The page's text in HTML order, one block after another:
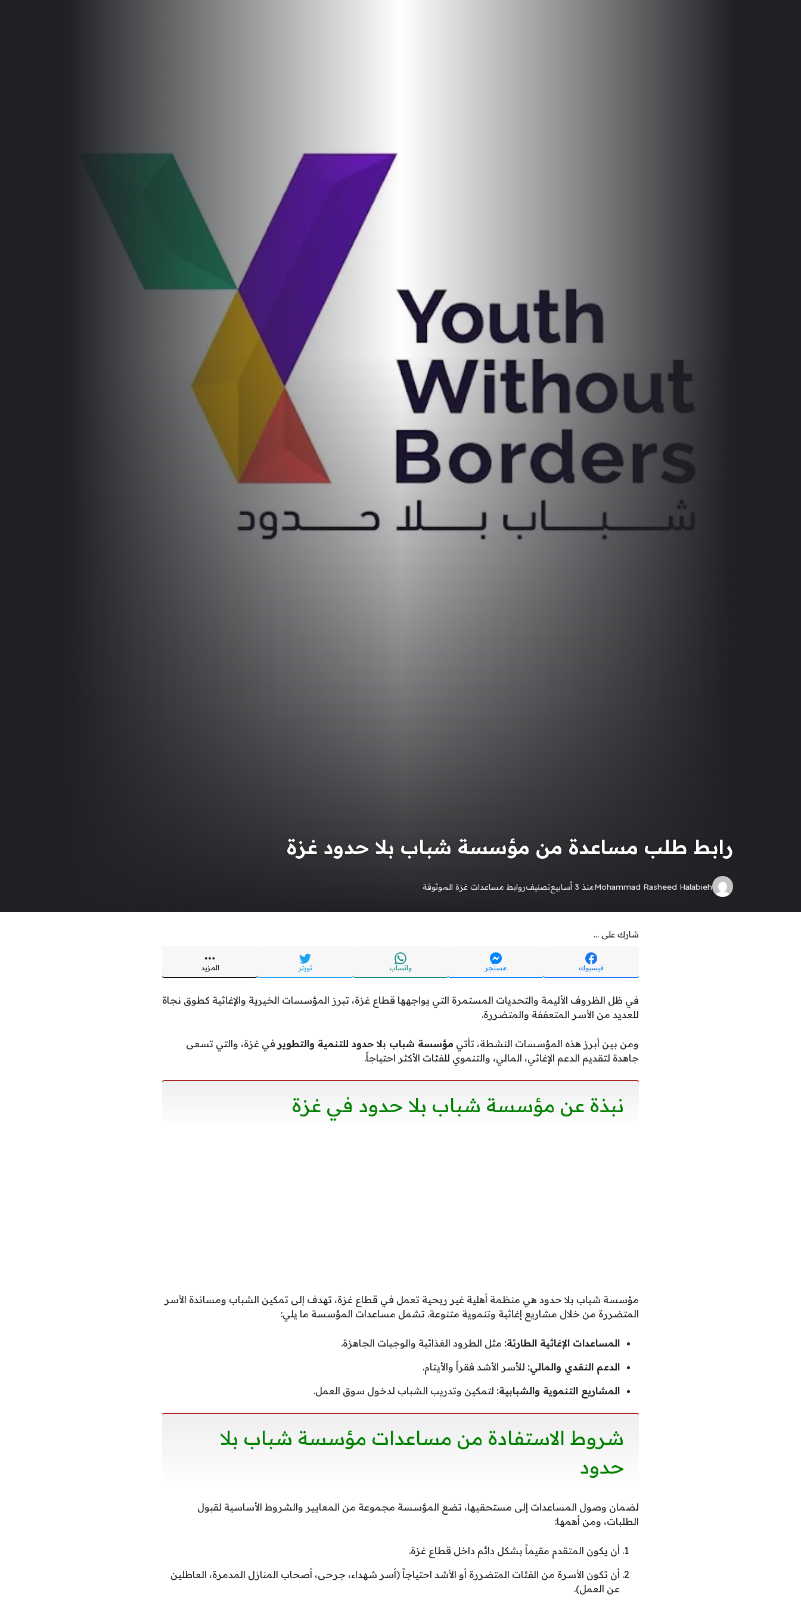
رابط طلب مساعدة من مؤسسة شباب بلا حدود غزة
Mohammad Rasheed Halabiehمنذ 3 أسابيع تصنيفروابط مساعدات غزة الموثوقة
شارك على ...
فيسبوك مسنجر واتساب تويتر المزيد
في ظل الظروف الأليمة والتحديات المستمرة التي يواجهها قطاع غزة، تبرز المؤسسات الخيرية والإغاثية كطوق نجاة
للعديد من الأسر المتعففة والمتضررة.
ومن بين أبرز هذه المؤسسات النشطة، تأتي مؤسسة شباب بلا حدود للتنمية والتطوير في غزة، والتي تسعى
جاهدة لتقديم الدعم الإغاثي، المالي، والتنموي للفئات الأكثر احتياجاً.
نبذة عن مؤسسة شباب بلا حدود في غزة
مؤسسة شباب بلا حدود هي منظمة أهلية غير ربحية تعمل في قطاع غزة، تهدف إلى تمكين الشباب ومساندة الأسر
المتضررة من خلال مشاريع إغاثية وتنموية متنوعة. تشمل مساعدات المؤسسة ما يلي:
المساعدات الإغاثية الطارئة: مثل الطرود الغذائية والوجبات الجاهزة.
الدعم النقدي والمالي: للأسر الأشد فقراً والأيتام.
المشاريع التنموية والشبابية: لتمكين وتدريب الشباب لدخول سوق العمل.
شروط الاستفادة من مساعدات مؤسسة شباب بلا
حدود
لضمان وصول المساعدات إلى مستحقيها، تضع المؤسسة مجموعة من المعايير والشروط الأساسية لقبول
الطلبات، ومن أهمها:
أن يكون المتقدم مقيماً بشكل دائم داخل قطاع غزة.
أن تكون الأسرة من الفئات المتضررة أو الأشد احتياجاً (أسر شهداء، جرحى، أصحاب المنازل المدمرة، العاطلين
عن العمل).